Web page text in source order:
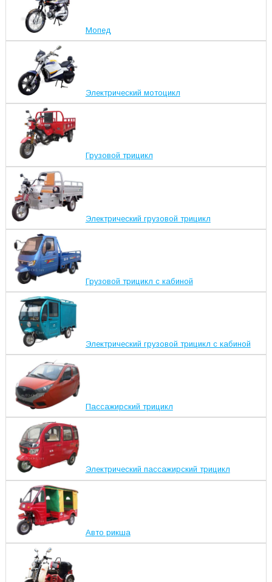
Мопед
Электрический мотоцикл
Грузовой трицикл
Электрический грузовой трицикл
Грузовой трицикл с кабиной
Электрический грузовой трицикл с кабиной
Пассажирский трицикл
Электрический пассажирский трицикл
Авто рикша